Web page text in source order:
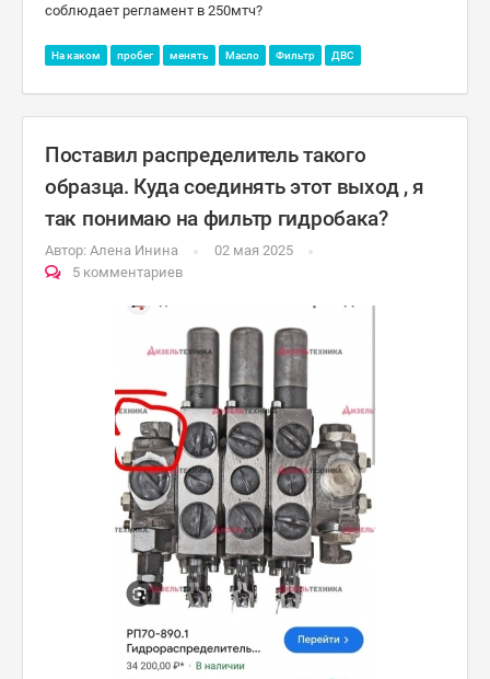
соблюдает регламент в 250мтч?
На каком пробег менять Масло Фильтр ДВС
Поставил распределитель такого
образца. Куда соединять этот выход , я
так понимаю на фильтр гидробака?
Автор: Алена Инина
02 мая 2025
5 комментариев